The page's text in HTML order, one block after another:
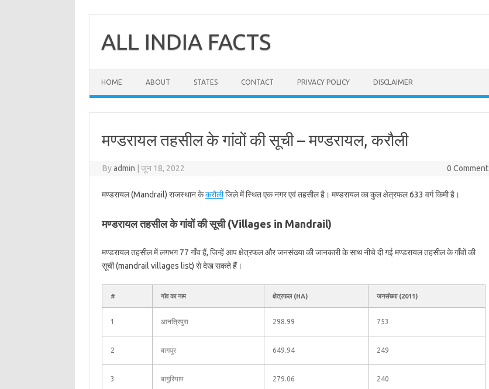
contentALL INDIA FACTS
HOME ABOUT STATES CONTACT PRIVACY POLICY DISCLAIMER
मण्डरायल तहसील के गांवों की सूची – मण्डरायल, करौली
Byadmin जून 18, 2022 0 Comment
मण्डरायल (Mandrail) राजस्थान केकरौलीजिले में स्थित एक नगर एवं तहसील है। मण्डरायल का कुल क्षेत्रफल 633 वर्ग किमी है।
मण्डरायल तहसील के गांवों की सूची (Villages in Mandrail)
मण्डरायल तहसील में लगभग 77 गाँव हैं, जिन्हें आप क्षेत्रफल और जनसंख्या की जानकारी के साथ नीचे दी गई मण्डरायल तहसील के गाँवों की
सूची (mandrail villages list) से देख सकते हैं।
# गांव का नाम क्षेत्रफल (HA) जनसंख्या (2011)
1 आनत्रिपुरा 298.99 753
2 बागपुर 649.94 249
3 बागुरियाप 279.06 240